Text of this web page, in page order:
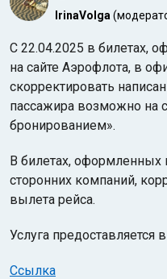
IrinaVolga
С 22.04.2025 в билетах,
на сайте Аэрофлота, в
скорректировать
пассажира возможно на
бронированием».
В билетах, оформленных
сторонних компаний,
вылета рейса.
Услуга предоставляется
Ссылка